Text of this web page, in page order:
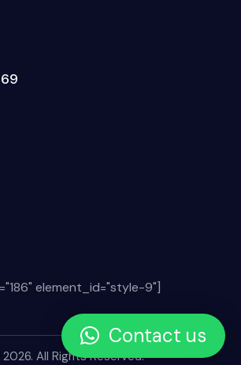
element_id="style-9"]
All Rights Reserved.
Contact us